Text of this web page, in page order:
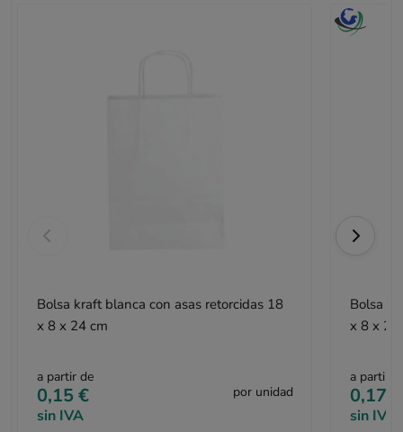
Bolsa kraft blanca con asas retorcidas 18
x 8 x 24 cm
a partir de
0,15 €
sin IVA
por unidad
Bolsa
x 8 x 24
a partir
0,17 €
sin IVA